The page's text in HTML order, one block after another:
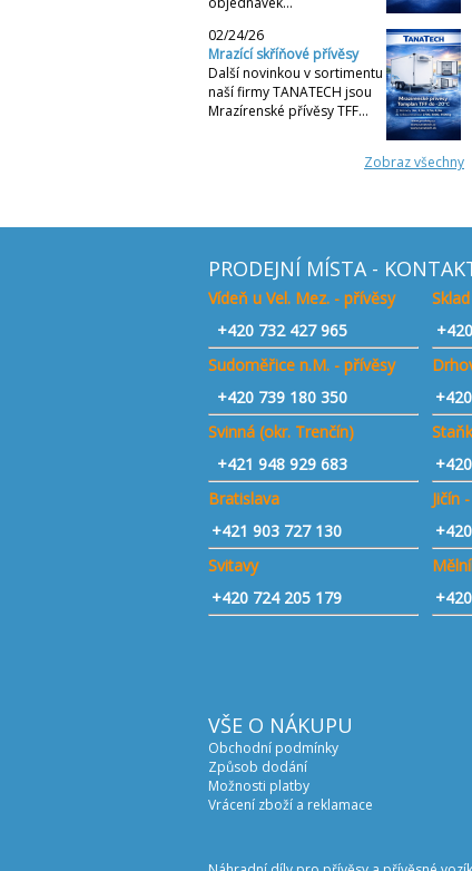
02/24/26
Mrazící skříňové přívěsy
Další novinkou v sortimentu
naší firmy TANATECH jsou
Mrazírenské přívěsy TFF…
Zobraz všechny
PRODEJNÍ MÍSTA -
Vídeň u Vel. Mez. - přívěsy
+420 732 427 965
Sudoměřice n.M. - přívěsy
+420 739 180 350
Svinná (okr. Trenčín)
+421 948 929 683
Bratislava
+421 903 727 130
Svitavy
+420 724 205 179
Jičín
VŠE O NÁKUPU
Obchodní podmínky
Způsob dodání
Možnosti platby
Vrácení zboží a reklamace